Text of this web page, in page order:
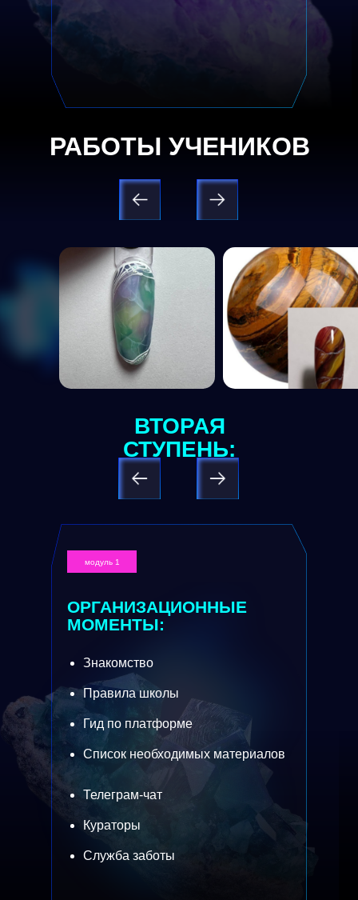
РАБОТЫ УЧЕНИКОВ
ВТОРАЯ
СТУПЕНЬ:
Телеграм-чат
Кураторы
Служба заботы
модуль 1
ОРГАНИЗАЦИОННЫЕ
МОМЕНТЫ:
Знакомство
Правила школы
Гид по платформе
Список необходимых материалов